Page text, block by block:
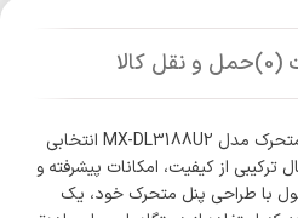
حمل و نقل کالا
پخش مکسیدر آیسی بزرگ پنل متحرک مدل MX-DL3188U2 انتخابی
از کیفیت، امکانات پیشرفته و
با طراحی پنل متحرک خود، یک